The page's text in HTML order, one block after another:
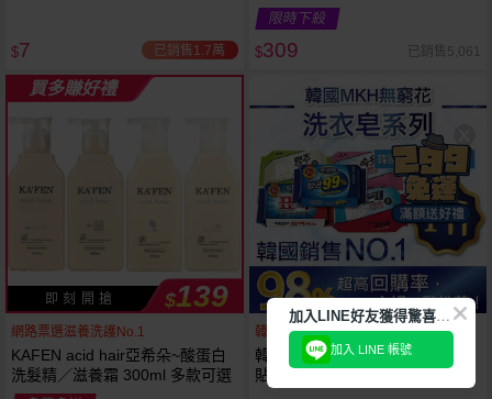
$7 已銷售1.7萬
限時下殺
$309 已銷售5,061
買多賺好禮
即 刻 開 搶 $139
網路票選滋養洗護No.1
KAFEN acid hair亞希朵~酸蛋白
洗髮精／滋養霜 300ml 多款可選
韓國銷售第一天然品牌
韓國 無瓊花~抗菌洗衣皂／女性
貼身衣物去污皂／衣襪去污皂／
加
入LINE好友獲得驚喜折扣!
加入 LINE 帳號